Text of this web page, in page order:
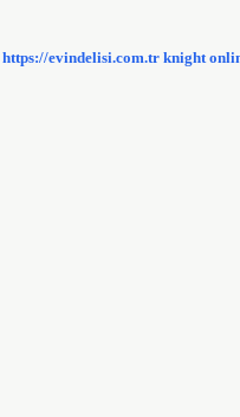
https://evindelisi.com.tr knight